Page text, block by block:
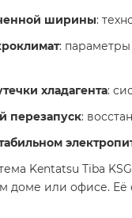
ширины:
:
хладагента:
перезапуск:
Kentatsu Tiba
доме или офисе. Её